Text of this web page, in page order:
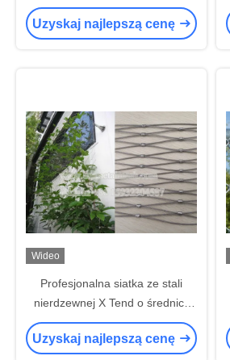
ochrony wystaw
Uzyskaj najlepszą cenę
Wideo
Profesjonalna siatka ze stali
nierdzewnej X Tend o średnicy
50 mm z wytrzymałością na
rozciąganie
Uzyskaj najlepszą cenę